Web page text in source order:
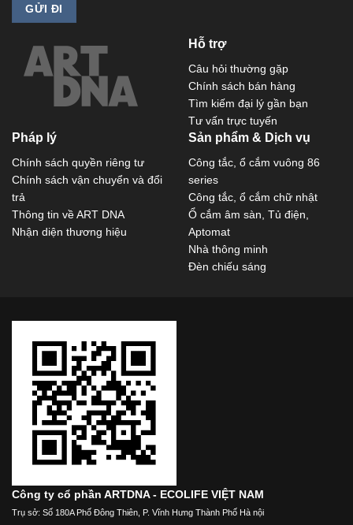
Hỗ trợ
Câu hỏi thường gặp
Chính sách bán hàng
Tìm kiếm đại lý gần bạn
Tư vấn trực tuyến
Pháp lý
Chính sách quyền riêng tư
Chính sách vận chuyển và đổi
trả
Thông tin về ART DNA
Nhận diện thương hiệu
Sản phẩm & Dịch vụ
Công tắc, ổ cắm vuông 86
series
Công tắc, ổ cắm chữ nhật
Ổ cắm âm sàn, Tủ điện,
Aptomat
Nhà thông minh
Đèn chiếu sáng
Công ty cổ phần ARTDNA - ECOLIFE VIỆT NAM
Trụ sở: Số 180A Phố Đông Thiên, P. Vĩnh Hưng Thành Phố Hà nội